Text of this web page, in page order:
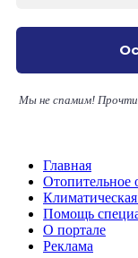
Мы не спамим!
Главная
Отопительное
Помощь
О портале
Реклама